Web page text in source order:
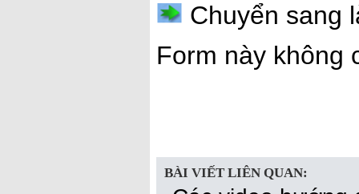
Chuyển sang
Form này không
BÀI VIẾT LIÊN QUAN: